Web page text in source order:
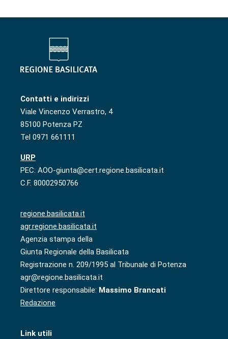
Contatti e indirizzi
Viale Vincenzo Verrastro, 4
85100 Potenza PZ
Tel 0971 661111
URP
PEC: AOO-giunta@cert.regione.basilicata.it
C.F. 80002950766
regione.basilicata.it
agr.regione.basilicata.it
Agenzia stampa della
Giunta Regionale della Basilicata
Registrazione n. 209/1995 al Tribunale di Potenza
agr@regione.basilicata.it
Direttore responsabile: Massimo Brancati
Redazione
Link utili